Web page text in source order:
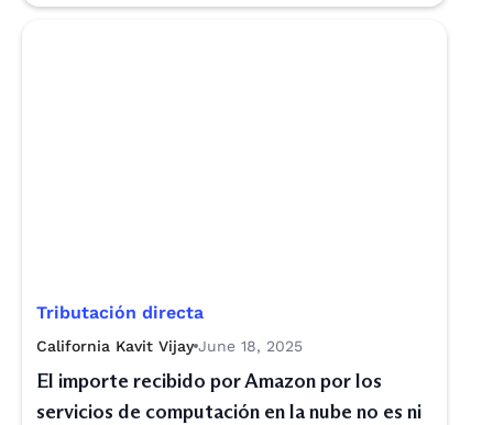
Tributación directa
California Kavit Vijay June 18, 2025
El importe recibido por Amazon por los
servicios de computación en la nube no es ni